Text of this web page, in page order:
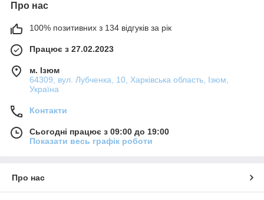
Про нас
100% позитивних з 134 відгуків за рік
Працює з 27.02.2023
м. Ізюм
64309, вул. Лубченка, 10, Харківська область, Ізюм,
Україна
Контакти
Сьогодні працює з 09:00 до 19:00
Показати весь графік роботи
Про нас